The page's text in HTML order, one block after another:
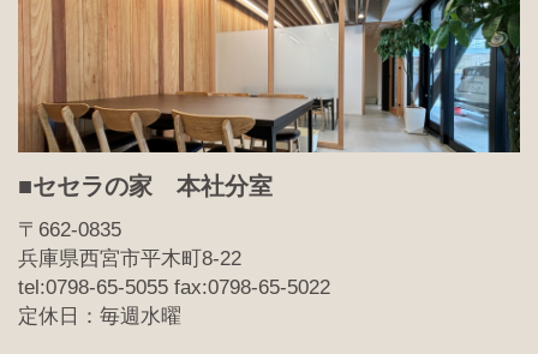
■セセラの家 本社分室
〒662-0835
兵庫県西宮市平木町8-22
tel:0798-65-5055 fax:0798-65-5022
定休日：毎週水曜